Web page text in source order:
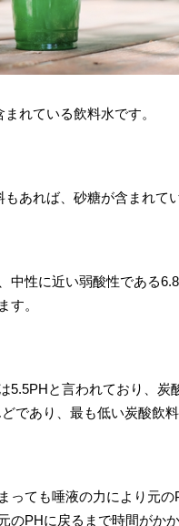
れている飲料水です。
あれば、砂糖が含まれて
中性に近い弱酸性である
す。
5.5PHと言われており、
であり、最も低い炭酸飲
っても唾液の力により元
のPHに戻るまで時間がかか